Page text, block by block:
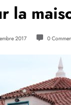
la
2017 0